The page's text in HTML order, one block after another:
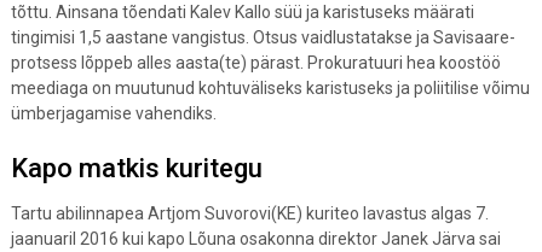
tõttu. Ainsana tõendati Kalev Kallo süü ja karistuseks määrati
tingimisi 1,5 aastane vangistus. Otsus vaidlustatakse ja Savisaare-
protsess lõppeb alles aasta(te) pärast. Prokuratuuri hea koostöö
meediaga on muutunud kohtuväliseks karistuseks ja poliitilise võimu
ümberjagamise vahendiks.
Kapo matkis kuritegu
Tartu abilinnapea Artjom Suvorovi(KE) kuriteo lavastus algas 7.
jaanuaril 2016 kui kapo Lõuna osakonna direktor Janek Järva sai